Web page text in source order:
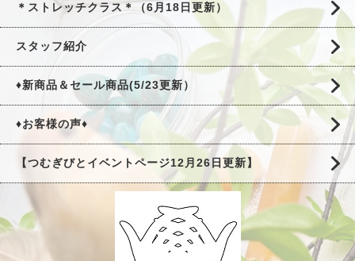
＊ストレッチクラス＊（6月18日更新）
スタッフ紹介
♦新商品＆セール商品(5/23更新）
♦お客様の声♦
【つむぎびとイベントページ12月26日更新】